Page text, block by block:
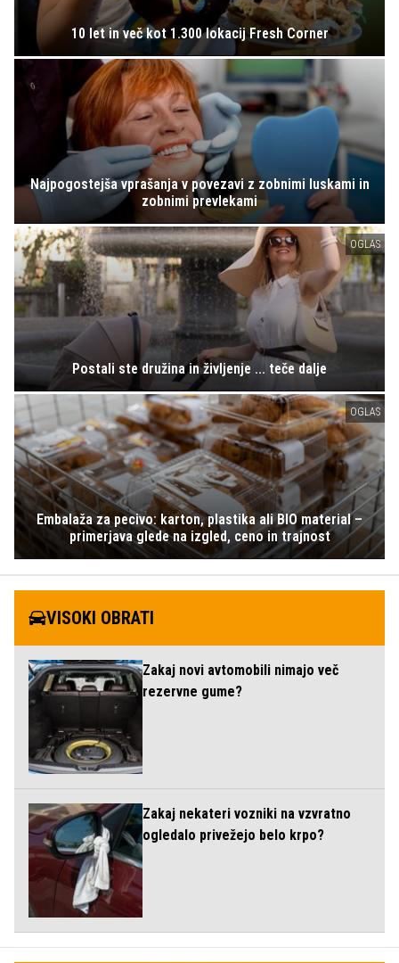
10 let in več kot 1.300 lokacij Fresh Corner
Najpogostejša vprašanja v povezavi z zobnimi luskami in
zobnimi prevlekami
OGLAS
Postali ste družina in življenje ... teče dalje
OGLAS
Embalaža za pecivo: karton, plastika ali BIO material –
primerjava glede na izgled, ceno in trajnost
VISOKI OBRATI
Zakaj novi avtomobili nimajo več
rezervne gume?
Zakaj nekateri vozniki na vzvratno
ogledalo privežejo belo krpo?